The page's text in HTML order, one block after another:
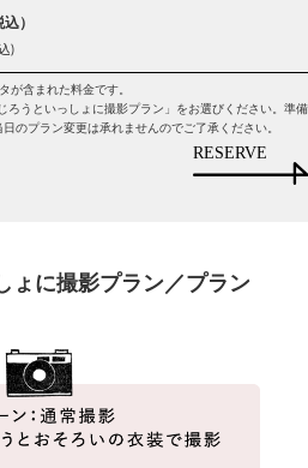
)
が含まれた料金です。
ろうといっしょに撮影プラン」をお選びください。準備
のプラン変更は承れませんのでご了承ください。
RESERVE
ょに撮影プラン／プラン